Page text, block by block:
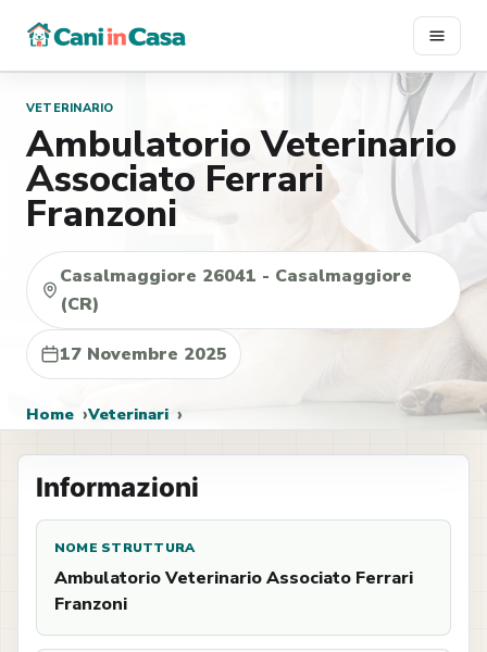
contenuto
VETERINARIO
Ambulatorio Veterinario
Associato Ferrari
Franzoni
Casalmaggiore 26041 - Casalmaggiore
(CR)
17 Novembre 2025
Home
Veterinari
Informazioni
NOME STRUTTURA
Ambulatorio Veterinario Associato Ferrari
Franzoni